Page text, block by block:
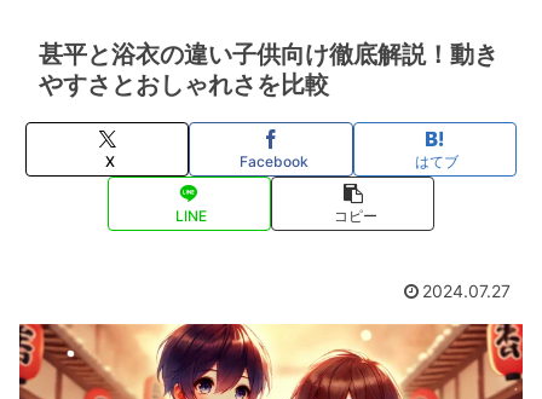
甚平と浴衣の違い子供向け徹底解説！動き
やすさとおしゃれさを比較
X Facebook はてブ
LINE コピー
2024.07.27